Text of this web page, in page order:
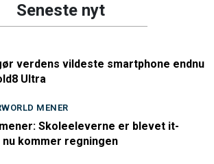
Seneste nyt
verdens vildeste smartphone endnu
Ultra
MENER
Skoleeleverne er blevet it-
kommer regningen